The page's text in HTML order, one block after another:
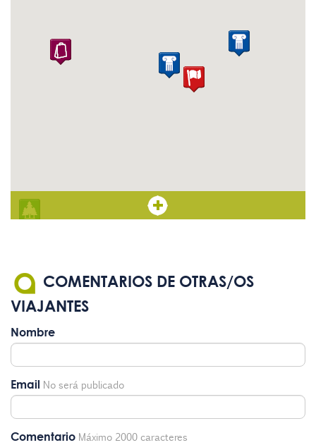
COMENTARIOS DE OTRAS/OS
VIAJANTES
Nombre
Email No será publicado
Comentario Máximo 2000 caracteres